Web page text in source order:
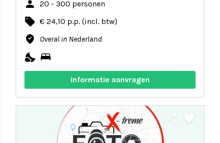
person 20 - 300 personen
local_offer € 24,10 p.p. (incl. btw)
where_to_vote Overal in Nederland
nights_stay bed
Informatie aanvragen
share favorite